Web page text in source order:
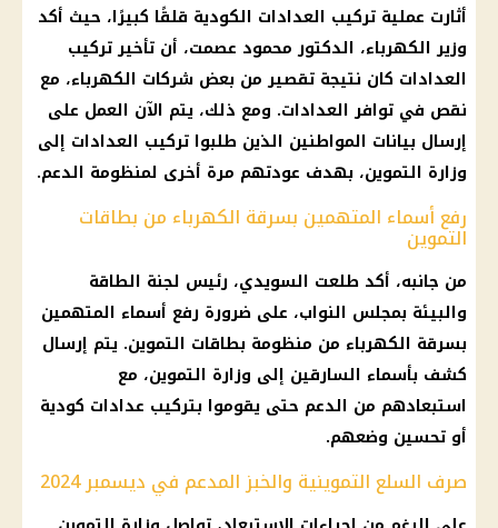
أثارت عملية تركيب العدادات الكودية قلقًا كبيرًا، حيث أكد
وزير الكهرباء، الدكتور محمود عصمت، أن تأخير تركيب
العدادات كان نتيجة تقصير من بعض شركات الكهرباء، مع
نقص في توافر العدادات. ومع ذلك، يتم الآن العمل على
إرسال بيانات المواطنين الذين طلبوا تركيب العدادات إلى
وزارة التموين، بهدف عودتهم مرة أخرى لمنظومة الدعم.
رفع أسماء المتهمين بسرقة الكهرباء من بطاقات
التموين
من جانبه، أكد طلعت السويدي، رئيس لجنة الطاقة
والبيئة بمجلس النواب، على ضرورة رفع أسماء المتهمين
بسرقة الكهرباء من منظومة بطاقات التموين. يتم إرسال
كشف بأسماء السارقين إلى وزارة التموين، مع
استبعادهم من الدعم حتى يقوموا بتركيب عدادات كودية
أو تحسين وضعهم.
صرف السلع التموينية والخبز المدعم في ديسمبر 2024